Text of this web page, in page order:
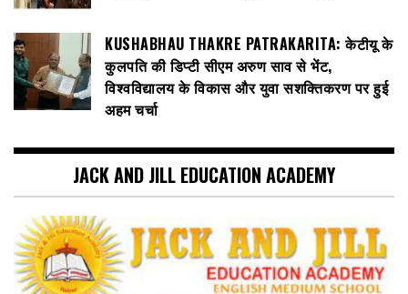
KUSHABHAU THAKRE PATRAKARITA: केटीयू के
कुलपति की डिप्टी सीएम अरुण साव से भेंट,
विश्वविद्यालय के विकास और युवा सशक्तिकरण पर हुई
अहम चर्चा
JACK AND JILL EDUCATION ACADEMY